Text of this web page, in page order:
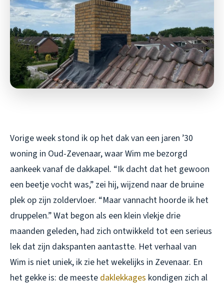
Vorige week stond ik op het dak van een jaren ’30
woning in Oud-Zevenaar, waar Wim me bezorgd
aankeek vanaf de dakkapel. “Ik dacht dat het gewoon
een beetje vocht was,” zei hij, wijzend naar de bruine
plek op zijn zoldervloer. “Maar vannacht hoorde ik het
druppelen.” Wat begon als een klein vlekje drie
maanden geleden, had zich ontwikkeld tot een serieus
lek dat zijn dakspanten aantastte. Het verhaal van
Wim is niet uniek, ik zie het wekelijks in Zevenaar. En
het gekke is: de meeste daklekkages kondigen zich al